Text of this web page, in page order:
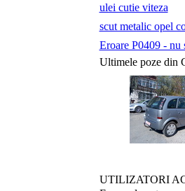
ulei cutie viteza
scut metalic opel
Eroare P0409 - nu
Ultimele poze din
UTILIZATORI